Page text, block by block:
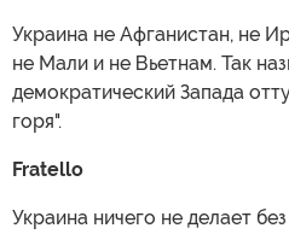
Украина не Афганистан, не
не Мали и не Вьетнам. Так
демократический Запада
горя".
Fratello
Украина ничего не делает